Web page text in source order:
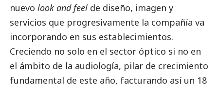
nuevo look and feel de diseño, imagen y
servicios que progresivamente la compañía va
incorporando en sus establecimientos.
Creciendo no solo en el sector óptico si no en
el ámbito de la audiología, pilar de crecimiento
fundamental de este año, facturando así un 18